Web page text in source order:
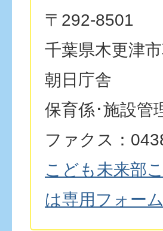
〒292-8501
千葉県木更津
朝日庁舎
保育係･施設管
ファクス：
こども未来部
は専用フォー